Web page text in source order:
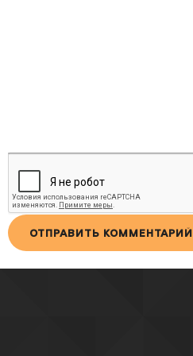
ОТПРАВИТЬ КОММЕНТАРИЙ